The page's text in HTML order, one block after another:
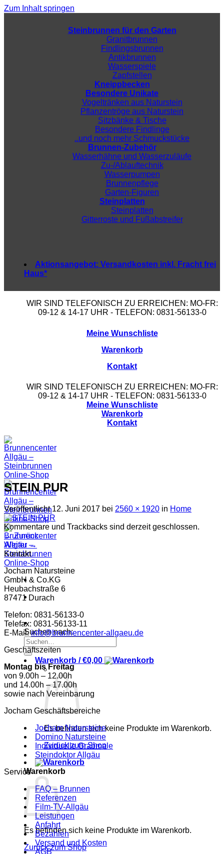
Zum Inhalt springen
WIR SIND TELEFONISCH ZU ERREICHEN: MO-FR:
09-12 & 14-17 UHR - TELEFON: 0831-56133-0
Meine Wunschliste
Warenkorb
Kontakt
WIR SIND TELEFONISCH ZU ERREICHEN: MO-FR:
09-12 & 14-17 UHR - TELEFON: 0831-56133-0
Meine Wunschliste
Warenkorb
Kontakt
Suchen nach:
Warenkorb /€0,00
Es befinden sich keine Produkte im Warenkorb.
Zurück zum Shop
Warenkorb
Es befinden sich keine Produkte im Warenkorb.
Zurück zum Shop
Steinbrunnen für den Garten
Granitbrunnen
Findlingsbrunnen
Antikbrunnen
Wasserspiele
Zapfstellen
Kneippbecken
Besondere Unikate
Vogeltränken aus Naturstein
Pflanzentröge aus Naturstein
Sitzbänke & Tische
Besondere Findlinge
..und noch mehr Schmuckstücke
Brunnen-Zubehör
Wasserhähne und Wasserzuläufe
Zu-/Ablauftechnik
Wasserpumpen
Brunnenpflege
Garten-Figuren
Steinplatten
Steinplatten
Gitterroste und Fußabstreifer
Aktionsangebot: Versandkosten inkl. Fracht frei
Haus*
STEIN PUR
Veröffentlicht12. Juni 2017 bei 2560 × 1920 in Home
Kommentare und Trackbacks sind derzeit geschlossen.
←Zurück
Weiter →
Kontakt
Jocham Natursteine
GmbH & Co.KG
Heubachstraße 6
87471 Durach
Telefon: 0831-56133-0
Telefax: 0831-56133-11
E-Mail:info@brunnencenter-allgaeu.de
Geschäftszeiten
Montag bis Freitag
von 9.00h – 12.00h
und 14.00h – 17.00h
sowie nach Vereinbarung
Jocham Geschäftsbereiche
Jocham Natursteine
Domino Natursteine
Individuelle Grabmale
Steindoktor Allgäu
Service
FAQ – Brunnen
Referenzen
Film-TV-Allgäu
Leistungen
Anfahrt
Bezahlen
Versand und Kosten
AGB